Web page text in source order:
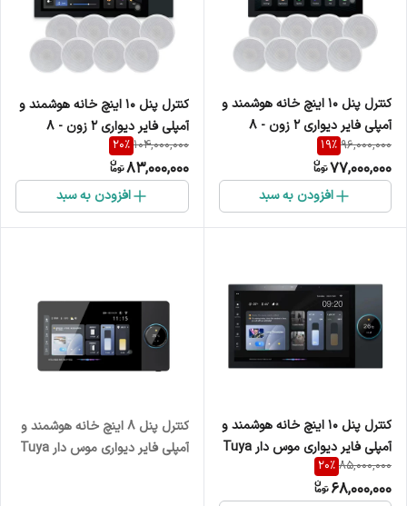
کنترل پنل 10 اینچ خانه هوشمند و
آمپلی فایر دیواری 2 زون - 8
خروجی اسپیکر دیواری Tuya
96,000,000
19%
77,000,000
افزودن به سبد
کنترل پنل 10 اینچ خانه هوشمند و
آمپلی فایر دیواری 2 زون - 8
خروجی اسپیکر دیواری موس دار
Tuya
104,000,000
20%
83,000,000
افزودن به سبد
کنترل پنل 10 اینچ خانه هوشمند و
آمپلی فایر دیواری موس دار Tuya
85,000,000
20%
68,000,000
کنترل پنل 8 اینچ خانه هوشمند و
آمپلی فایر دیواری موس دار Tuya